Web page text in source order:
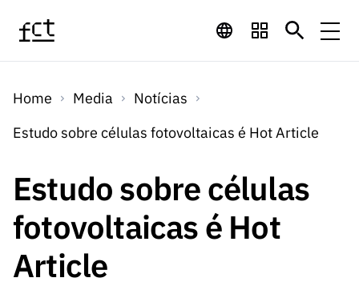
Financiamento
Programas de
Internacional
Prémios
LINKS
Bolsas
Computaç
ão
Concursos
Concursos
Concursos Abertos
Concursos Previstos
Concursos Fechados
LINKS
RÁPIDOS
Serviços
ServiçosServiços digitais:
Tecnologia para o
Media
Home Media
Notícias
Estudo sobre células fotovoltaicas é Hot Article
Estudo sobre células
fotovoltaicas é Hot
Article